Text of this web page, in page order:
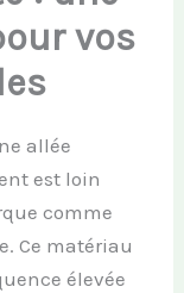
vos
allée
est loin
comme
Ce matériau
élevée